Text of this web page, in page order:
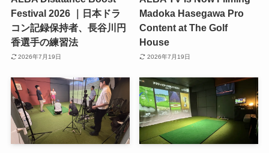
Festival 2026 ｜日本ドラ
コン記録保持者、長谷川円
香選手の練習法
2026年7月19日
Madoka Hasegawa Pro
Content at The Golf
House
2026年7月19日